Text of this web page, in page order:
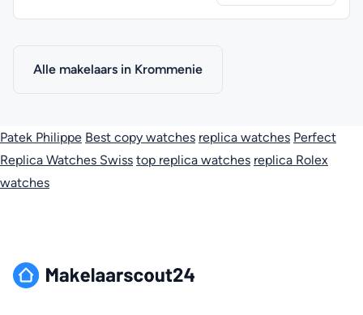
Alle makelaars in Krommenie
Patek Philippe Best copy watches replica watches Perfect
Replica Watches Swiss top replica watches replica Rolex
watches